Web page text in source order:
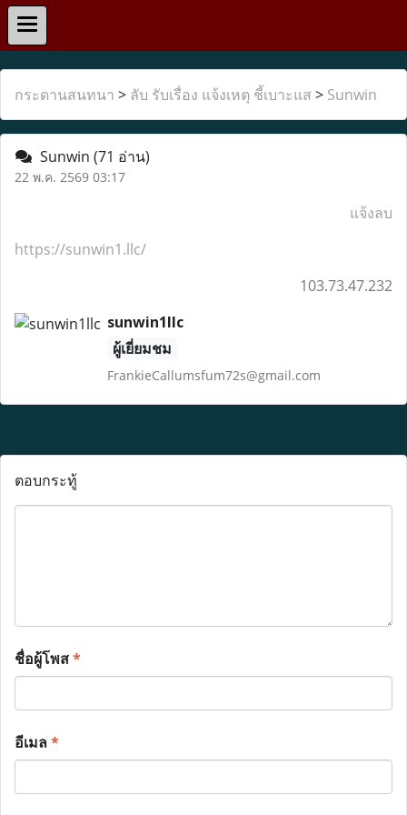
กระดานสนทนา > ลับ รับเรื่อง แจ้งเหตุ ชี้เบาะแส > Sunwin
Sunwin (71 อ่าน)
22 พ.ค. 2569 03:17
แจ้งลบ
https://sunwin1.llc/
103.73.47.232
sunwin1llc
ผู้เยี่ยมชม
FrankieCallumsfum72s@gmail.com
ตอบกระทู้
ชื่อผู้โพส*
อีเมล*